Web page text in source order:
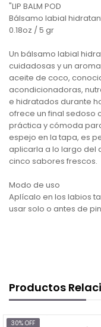
"LIP BALM POD
Bálsamo labial
0.18oz / 5 gr
Un bálsamo labial
cuidadosas y un
aceite de coco,
acondicionadoras,
e hidratados durante
ofrece un final sedoso
práctica y cómoda
espejo en la tapa, es
aplicarla a lo largo del
cinco sabores frescos.
Modo de uso
Aplícalo en los labios
usar solo o antes de
Productos